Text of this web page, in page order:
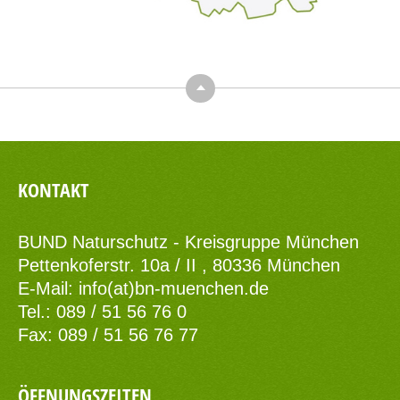
Top
KONTAKT
BUND Naturschutz - Kreisgruppe München
Pettenkoferstr. 10a / II , 80336 München
E-Mail: info(at)bn-muenchen.de
Tel.: 089 / 51 56 76 0
Fax: 089 / 51 56 76 77